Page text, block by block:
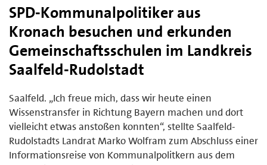
SPD-Kommunalpolitiker aus
Kronach besuchen und erkunden
Gemeinschaftsschulen im Landkreis
Saalfeld-Rudolstadt
Saalfeld. „Ich freue mich, dass wir heute einen
Wissenstransfer in Richtung Bayern machen und dort
vielleicht etwas anstoßen konnten“, stellte Saalfeld-
Rudolstadts Landrat Marko Wolfram zum Abschluss einer
Informationsreise von Kommunalpolitkern aus dem